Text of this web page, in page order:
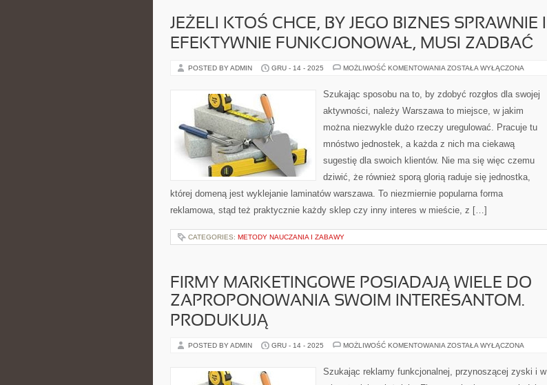
JEŻELI KTOŚ CHCE, BY JEGO BIZNES SPRAWNIE I
EFEKTYWNIE FUNKCJONOWAŁ, MUSI ZADBAĆ
POSTED BY ADMIN GRU - 14 - 2025 MOŻLIWOŚĆ KOMENTOWANIA JEŻELI
BY
JEGO
SPRAWNIE
EFEKTYWNIE
MUSI
ZOSTAŁA WYŁĄCZONA
Szukając sposobu na to, by zdobyć rozgłos dla swojej
aktywności, należy Warszawa to miejsce, w jakim
można niezwykle dużo rzeczy uregulować. Pracuje tu
mnóstwo jednostek, a każda z nich ma ciekawą
sugestię dla swoich klientów. Nie ma się więc czemu
dziwić, że również sporą glorią raduje się jednostka,
której domeną jest wyklejanie laminatów warszawa. To niezmiernie popularna forma
reklamowa, stąd też praktycznie każdy sklep czy inny interes w mieście, z […]
CATEGORIES: METODY NAUCZANIA I ZABAWY
FIRMY MARKETINGOWE POSIADAJĄ WIELE DO
ZAPROPONOWANIA SWOIM INTERESANTOM.
PRODUKUJĄ
POSTED BY ADMIN GRU - 14 - 2025 MOŻLIWOŚĆ KOMENTOWANIA FIRMY
WIELE
DO
ZOSTAŁA WYŁĄCZONA
Szukając reklamy funkcjonalnej, przynoszącej zyski i w